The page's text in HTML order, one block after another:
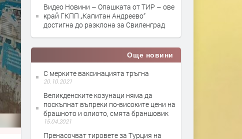
Видео Новини – Опашката от ТИР – ове
край ГКПП „Капитан Андреево“
достигна до разклона за Свиленград
Още новини
С мерките ваксинацията тръгна
20.10.2021
Великденските козунаци няма да
поскъпнат въпреки по-високите цени на
брашното и олиото, смята браншовик
15.04.2021
Пренасочват тировете за Турция на